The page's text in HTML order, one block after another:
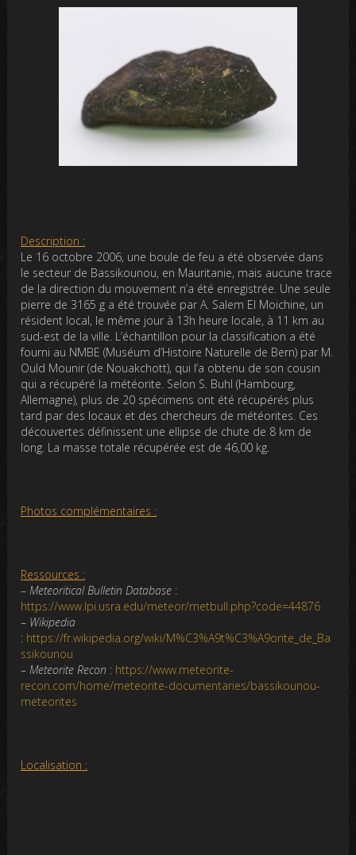
Description :
Le 16 octobre 2006, une boule de feu a été observée dans
le secteur de Bassikounou, en Mauritanie, mais aucune trace
de la direction du mouvement n’a été enregistrée. Une seule
pierre de 3165 g a été trouvée par A. Salem El Moichine, un
résident local, le même jour à 13h heure locale, à 11 km au
sud-est de la ville. L’échantillon pour la classification a été
fourni au NMBE (Muséum d’Histoire Naturelle de Bern) par M.
Ould Mounir (de Nouakchott), qui l’a obtenu de son cousin
qui a récupéré la météorite. Selon S. Buhl (Hambourg,
Allemagne), plus de 20 spécimens ont été récupérés plus
tard par des locaux et des chercheurs de météorites. Ces
découvertes définissent une ellipse de chute de 8 km de
long. La masse totale récupérée est de 46,00 kg.
Photos complémentaires :
Ressources :
– Meteoritical Bulletin Database :
https://www.lpi.usra.edu/meteor/metbull.php?code=44876
– Wikipedia
: https://fr.wikipedia.org/wiki/M%C3%A9t%C3%A9orite_de_Ba
ssikounou
– Meteorite Recon : https://www.meteorite-
recon.com/home/meteorite-documentaries/bassikounou-
meteorites
Localisation :